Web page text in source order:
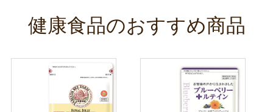
健康食品のおすすめ商品